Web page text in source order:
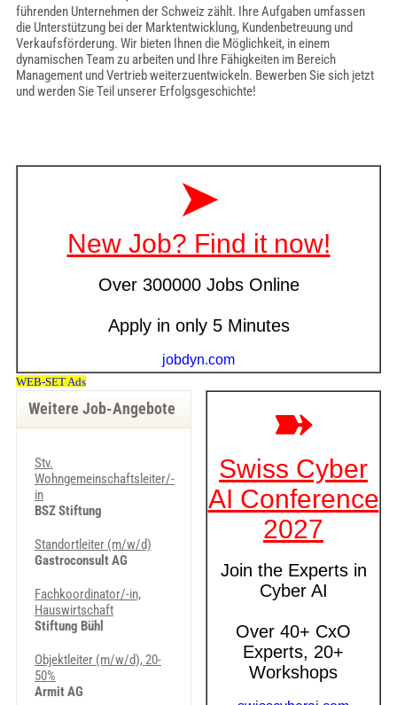
führenden Unternehmen der Schweiz zählt. Ihre Aufgaben umfassen
die Unterstützung bei der Marktentwicklung, Kundenbetreuung und
Verkaufsförderung. Wir bieten Ihnen die Möglichkeit, in einem
dynamischen Team zu arbeiten und Ihre Fähigkeiten im Bereich
Management und Vertrieb weiterzuentwickeln. Bewerben Sie sich jetzt
und werden Sie Teil unserer Erfolgsgeschichte!
Weitere Job-Angebote
Stv.
Wohngemeinschaftsleiter/-
in
BSZ Stiftung
Standortleiter (m/w/d)
Gastroconsult AG
Fachkoordinator/-in,
Hauswirtschaft
Stiftung Bühl
Objektleiter (m/w/d), 20-
50%
Armit AG